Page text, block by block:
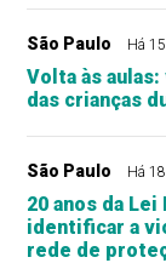
São Paulo Há
Volta às
das crianças
São Paulo Há
20 anos da Lei
identificar a
rede de